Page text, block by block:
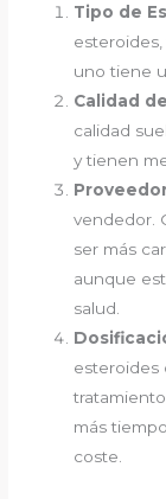
Tipo de
uno tiene
Calidad
calidad
y tienen
vendedor.
ser más
aunque
salud.
esteroides
más
coste.